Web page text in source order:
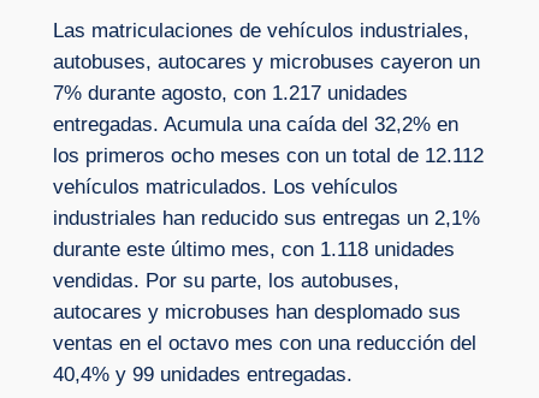
Las matriculaciones de vehículos industriales,
autobuses, autocares y microbuses cayeron un
7% durante agosto, con 1.217 unidades
entregadas. Acumula una caída del 32,2% en
los primeros ocho meses con un total de 12.112
vehículos matriculados. Los vehículos
industriales han reducido sus entregas un 2,1%
durante este último mes, con 1.118 unidades
vendidas. Por su parte, los autobuses,
autocares y microbuses han desplomado sus
ventas en el octavo mes con una reducción del
40,4% y 99 unidades entregadas.